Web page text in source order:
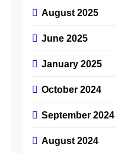
August 2025
June 2025
January 2025
October 2024
September 2024
August 2024